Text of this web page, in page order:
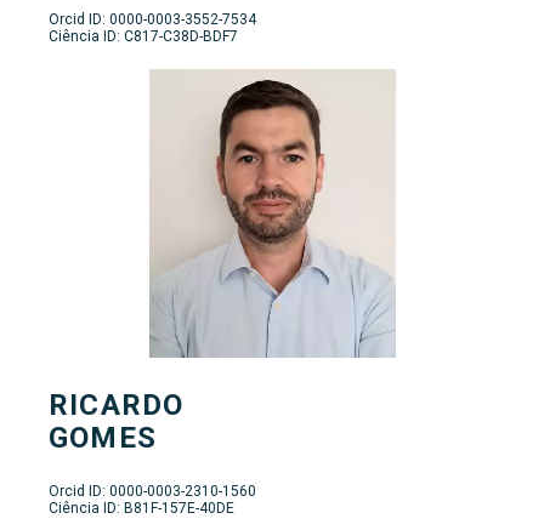
Orcid ID: 0000-0003-3552-7534
Ciência ID: C817-C38D-BDF7
RICARDO
GOMES
Orcid ID: 0000-0003-2310-1560
Ciência ID: B81F-157E-40DE